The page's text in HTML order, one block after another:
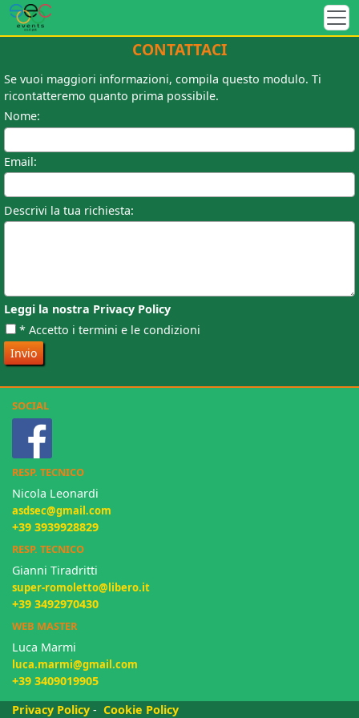
CONTATTACI
Se vuoi maggiori informazioni, compila questo modulo. Ti
ricontatteremo quanto prima possibile.
Nome:
Email:
Descrivi la tua richiesta:
Leggi la nostra Privacy Policy
* Accetto i termini e le condizioni
SOCIAL
RESP. TECNICO
Nicola Leonardi
asdsec@gmail.com
+39 3939928829
RESP. TECNICO
Gianni Tiradritti
super-romoletto@libero.it
+39 3492970430
WEB MASTER
Luca Marmi
luca.marmi@gmail.com
+39 3409019905
Privacy Policy - Cookie Policy